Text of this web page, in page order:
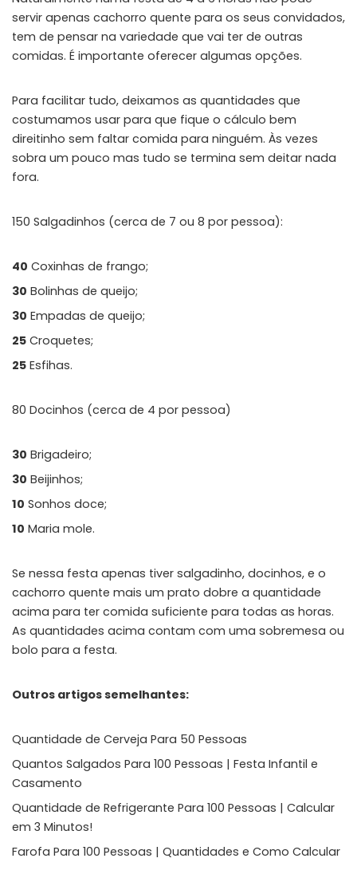
servir apenas cachorro quente para os seus convidados,
tem de pensar na variedade que vai ter de outras
comidas. É importante oferecer algumas opções.
Para facilitar tudo, deixamos as quantidades que
costumamos usar para que fique o cálculo bem
direitinho sem faltar comida para ninguém. Às vezes
sobra um pouco mas tudo se termina sem deitar nada
fora.
150 Salgadinhos (cerca de 7 ou 8 por pessoa):
40 Coxinhas de frango;
30 Bolinhas de queijo;
30 Empadas de queijo;
25 Croquetes;
25 Esfihas.
80 Docinhos (cerca de 4 por pessoa)
30 Brigadeiro;
30 Beijinhos;
10 Sonhos doce;
10 Maria mole.
Se nessa festa apenas tiver salgadinho, docinhos, e o
cachorro quente mais um prato dobre a quantidade
acima para ter comida suficiente para todas as horas.
As quantidades acima contam com uma sobremesa ou
bolo para a festa.
Outros artigos semelhantes:
Quantidade de Cerveja Para 50 Pessoas
Quantos Salgados Para 100 Pessoas | Festa Infantil e
Casamento
Quantidade de Refrigerante Para 100 Pessoas | Calcular
em 3 Minutos!
Farofa Para 100 Pessoas | Quantidades e Como Calcular